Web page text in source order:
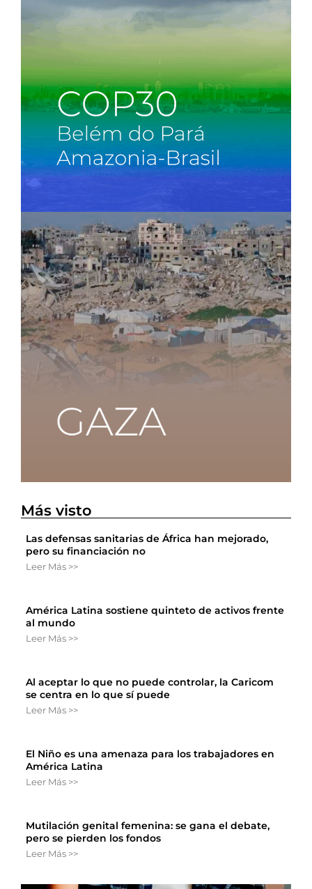
Más visto
Las defensas sanitarias de África han mejorado,
pero su financiación no
Leer Más >>
América Latina sostiene quinteto de activos frente
al mundo
Leer Más >>
Al aceptar lo que no puede controlar, la Caricom
se centra en lo que sí puede
Leer Más >>
El Niño es una amenaza para los trabajadores en
América Latina
Leer Más >>
Mutilación genital femenina: se gana el debate,
pero se pierden los fondos
Leer Más >>